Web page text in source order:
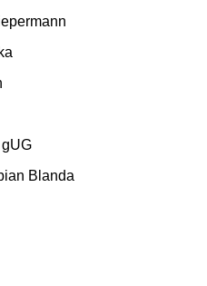
Blanda